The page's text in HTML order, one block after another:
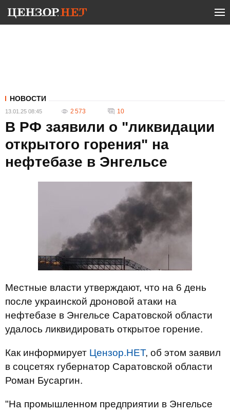
НОВОСТИ
13.01.25 08:45 2 573 10
В РФ заявили о "ликвидации
открытого горения" на
нефтебазе в Энгельсе
Местные власти утверждают, что на 6 день
после украинской дроновой атаки на
нефтебазе в Энгельсе Саратовской области
удалось ликвидировать открытое горение.
Как информирует Цензор.НЕТ, об этом заявил
в соцсетях губернатор Саратовской области
Роман Бусаргин.
"На промышленном предприятии в Энгельсе